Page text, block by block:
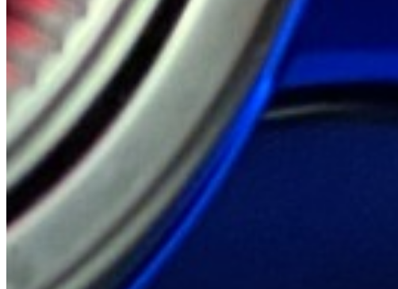
Dodge
1 Modell · 1 Referenz
Modelle ansehen→